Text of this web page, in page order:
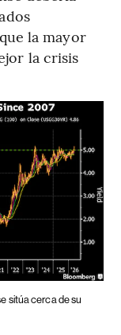
la mayor
la crisis
sitúa cerca de su